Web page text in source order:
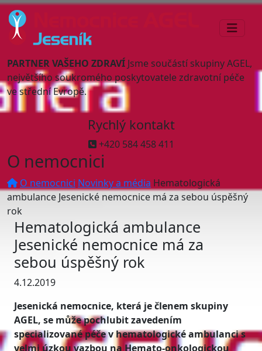
PARTNER VAŠEHO ZDRAVÍ Jsme součástí skupiny AGEL,
největšího soukromého poskytovatele zdravotní péče
ve střední Evropě.
Rychlý kontakt
+420 584 458 411
O nemocnici
O nemocnici Novinky a média Hematologická
ambulance Jesenické nemocnice má za sebou úspěšný
rok
Hematologická ambulance
Jesenické nemocnice má za
sebou úspěšný rok
4.12.2019
Jesenická nemocnice, která je členem skupiny
AGEL, se může pochlubit zavedením
specializované péče v hematologické ambulanci s
velmi úzkou vazbou na Hemato-onkologickou